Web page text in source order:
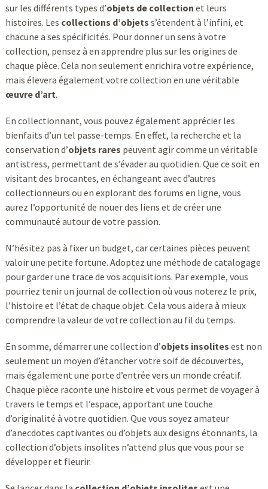
sur les différents types d’objets de collection et leurs
histoires. Les collections d’objets s’étendent à l’infini, et
chacune a ses spécificités. Pour donner un sens à votre
collection, pensez à en apprendre plus sur les origines de
chaque pièce. Cela non seulement enrichira votre expérience,
mais élevera également votre collection en une véritable
œuvre d’art.
En collectionnant, vous pouvez également apprécier les
bienfaits d’un tel passe-temps. En effet, la recherche et la
conservation d’objets rares peuvent agir comme un véritable
antistress, permettant de s’évader au quotidien. Que ce soit en
visitant des brocantes, en échangeant avec d’autres
collectionneurs ou en explorant des forums en ligne, vous
aurez l’opportunité de nouer des liens et de créer une
communauté autour de votre passion.
N’hésitez pas à fixer un budget, car certaines pièces peuvent
valoir une petite fortune. Adoptez une méthode de catalogage
pour garder une trace de vos acquisitions. Par exemple, vous
pourriez tenir un journal de collection où vous noterez le prix,
l’histoire et l’état de chaque objet. Cela vous aidera à mieux
comprendre la valeur de votre collection au fil du temps.
En somme, démarrer une collection d’objets insolites est non
seulement un moyen d’étancher votre soif de découvertes,
mais également une porte d’entrée vers un monde créatif.
Chaque pièce raconte une histoire et vous permet de voyager à
travers le temps et l’espace, apportant une touche
d’originalité à votre quotidien. Que vous soyez amateur
d’anecdotes captivantes ou d’objets aux designs étonnants, la
collection d’objets insolites n’attend plus que vous pour se
développer et fleurir.